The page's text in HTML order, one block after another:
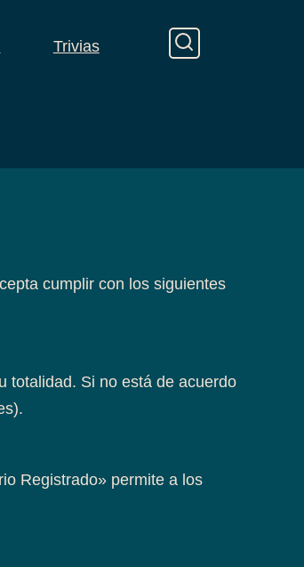
Trivias
cumplir con los siguientes
totalidad. Si no está de acuerdo
Registrado» permite a los